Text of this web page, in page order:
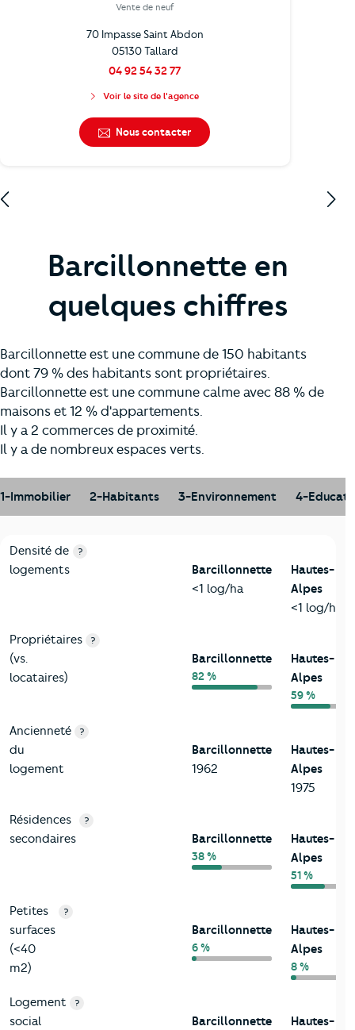
Vente de neuf
70 Impasse Saint Abdon
05130 Tallard
04 92 54 32 77
Voir le site de l'agence
Nous contacter
Barcillonnette en
quelques chiffres
Barcillonnette est une commune de 150 habitants
dont 79 % des habitants sont propriétaires.
Barcillonnette est une commune calme avec 88 % de
maisons et 12 % d'appartements.
Il y a 2 commerces de proximité.
Il y a de nombreux espaces verts.
1-Immobilier 2-Habitants 3-Environnement 4-
1-Immobilier
Critères Barcillonnette
Densité de
logements
?
Barcillonnette
<1 log/ha
Hautes-
Alpes
<1 log/ha
Propriétaires
(vs.
locataires)
?
Barcillonnette
82 %
Hautes-
Alpes
59 %
Ancienneté
du
logement
?
Barcillonnette
1962
Hautes-
Alpes
1975
Résidences
secondaires
?
Barcillonnette
38 %
Hautes-
Alpes
51 %
Petites
surfaces
(<40
m2)
?
Barcillonnette
6 %
Hautes-
Alpes
8 %
Logement
social
?
Barcillonnette Hautes-